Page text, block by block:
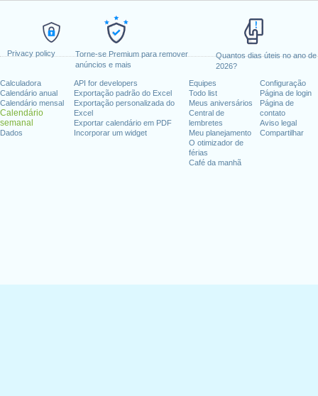
Privacy policy
Torne-se Premium para remover
anúncios e mais
Quantos dias úteis no ano de
2026?
Calculadora
Calendário anual
Calendário mensal
Calendário
semanal
Dados
API for developers
Exportação padrão do Excel
Exportação personalizada do
Excel
Exportar calendário em PDF
Incorporar um widget
Equipes
Todo list
Meus aniversários
Central de
lembretes
Meu planejamento
O otimizador de
férias
Café da manhã
Configuração
Página de login
Página de
contato
Aviso legal
Compartilhar